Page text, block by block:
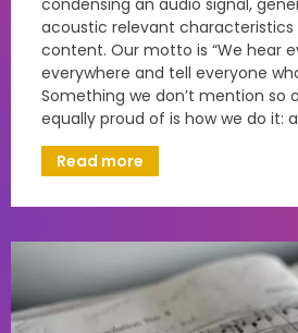
condensing an audio signal,
acoustic relevant
content. Our motto is “We hear
everywhere and tell everyone
Something we don’t mention so
equally proud of is how we do it:
Read more